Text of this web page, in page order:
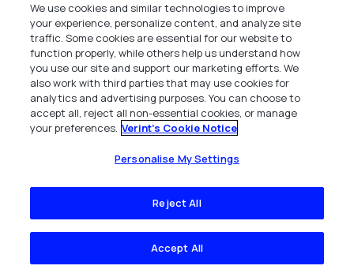
helpt VyStar Credit Union de
klantervaring te verbeteren
Met Verint Speech Analytics en Verint Voice
Survey houdt VyStar – de op één na grootste
We use cookies and similar technologies to improve
your experience, personalize content, and analyze site
traffic. Some cookies are essential for our website to
function properly, while others help us understand how
you use our site and support our marketing efforts. We
also work with third parties that may use cookies for
analytics and advertising purposes. You can choose to
accept all, reject all non-essential cookies, or manage
your preferences. Verint's Cookie Notice
Personalise My Settings
Reject All
Accept All